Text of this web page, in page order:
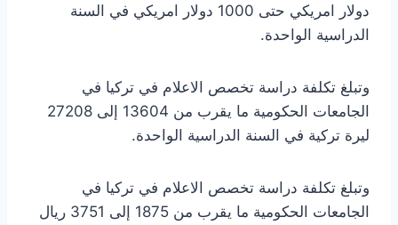
دولار امريكي حتى 1000 دولار امريكي في السنة
الدراسية الواحدة.
وتبلغ تكلفة دراسة تخصص الاعلام في تركيا في
الجامعات الحكومية ما يقرب من 13604 إلى 27208
ليرة تركية في السنة الدراسية الواحدة.
وتبلغ تكلفة دراسة تخصص الاعلام في تركيا في
الجامعات الحكومية ما يقرب من 1875 إلى 3751 ريال